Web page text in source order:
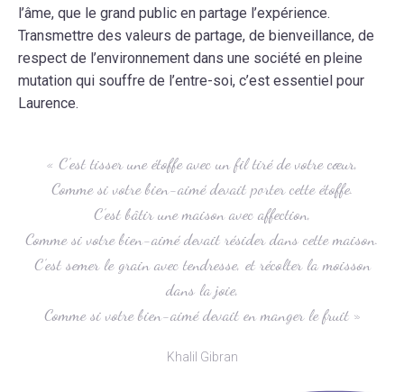
l’âme, que le grand public en partage l’expérience.
Transmettre des valeurs de partage, de bienveillance, de
respect de l’environnement dans une société en pleine
mutation qui souffre de l’entre-soi, c’est essentiel pour
Laurence.
« C’est tisser une étoffe avec un fil tiré de votre cœur,
Comme si votre bien-aimé devait porter cette étoffe.
C’est bâtir une maison avec affection,
Comme si votre bien-aimé devait résider dans cette maison.
C’est semer le grain avec tendresse, et récolter la moisson
dans la joie,
Comme si votre bien-aimé devait en manger le fruit »
Khalil Gibran